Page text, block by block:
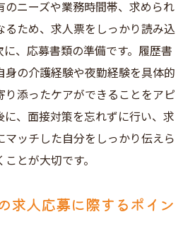
のニーズや業務時間帯、求められ
るため、求人票をしっかり読み込
、応募書類の準備です。履歴書
身の介護経験や夜勤経験を具体的
り添ったケアができることをアピ
に、面接対策を忘れずに行い、求
マッチした自分をしっかり伝えら
とが大切です。
求人応募に際するポイン